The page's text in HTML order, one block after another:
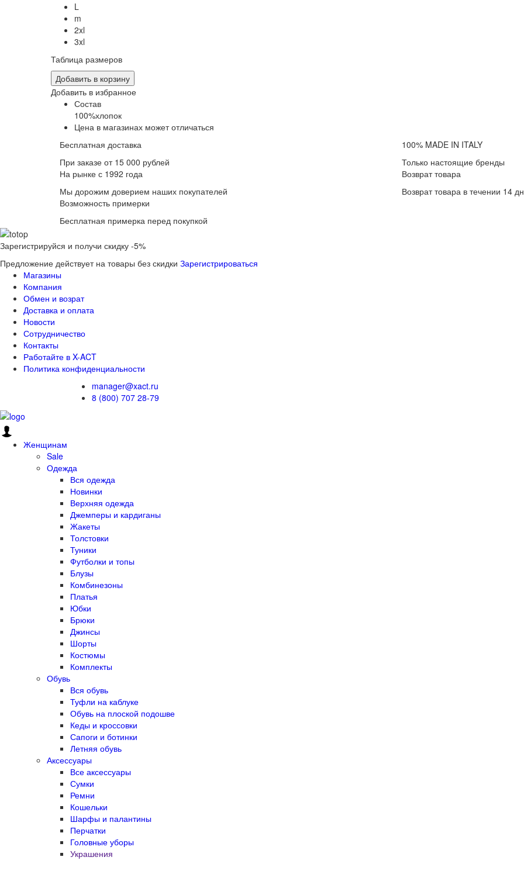
L
m
2xl
3xl
Таблица размеров
Добавить в корзину
Добавить в избранное
Состав
100%хлопок
Цена в магазинах может отличаться
Бесплатная доставка
При заказе от 15 000 рублей
100% MADE IN ITALY
Только настоящие бренды
На рынке с 1992 года
Мы дорожим доверием наших покупателей
Возврат товара
Возврат товара в течении 14
Возможность примерки
Бесплатная примерка перед покупкой
Зарегистрируйся и получи скидку -5%
Предложение действует на товары без скидки Зарегистрироваться
Магазины
Компания
Обмен и возрат
Доставка и оплата
Новости
Сотрудничество
Контакты
Работайте в X-ACT
Политика конфиденциальности
manager@xact.ru
8 (800) 707 28-79
Женщинам
Sale
Одежда
Вся одежда
Новинки
Верхняя одежда
Джемперы и кардиганы
Жакеты
Толстовки
Туники
Футболки и топы
Блузы
Комбинезоны
Платья
Юбки
Брюки
Джинсы
Шорты
Костюмы
Комплекты
Обувь
Вся обувь
Туфли на каблуке
Обувь на плоской подошве
Кеды и кроссовки
Сапоги и ботинки
Летняя обувь
Аксессуары
Все аксессуары
Сумки
Ремни
Кошельки
Шарфы и палантины
Перчатки
Головные уборы
Украшения